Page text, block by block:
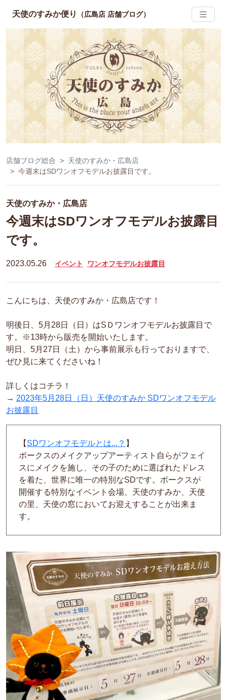
天使のすみか便り （広島店 店舗ブログ）
店舗ブログ総合
天使のすみか・広島店
今週末はSDワンオフモデルお披露目です。
天使のすみか・広島店
今週末はSDワンオフモデルお披露目
です。
2023.05.26 イベント ワンオフモデルお披露目
こんにちは、天使のすみか・広島店です！
明後日、5月28日（日）はSＤワンオフモデルお披露目で
す。※13時から販売を開始いたします。
明日、5月27日（土）から事前展示も行っておりますで、
ぜひ見に来てくださいね！
詳しくはコチラ！
→ 2023年5月28日（日）天使のすみか SDワンオフモデル
お披露目
【 SDワンオフモデルとは...？ 】
ボークスのメイクアップアーティスト自らがフェイ
スにメイクを施し、その子のために選ばれたドレス
を着た、世界に唯一の特別なSDです。ボークスが
開催する特別なイベント会場、天使のすみか、天使
の里、天使の窓においてお迎えすることが出来ま
す。